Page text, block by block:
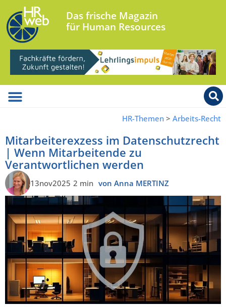
Das frische Magazin
für Human Resources
HR-Themen > Arbeits-Recht
Mitarbeiterexzess im Datenschutzrecht
| Wenn Mitarbeitende zu
Verantwortlichen werden
13nov2025 2 min von Anna MERTINZ